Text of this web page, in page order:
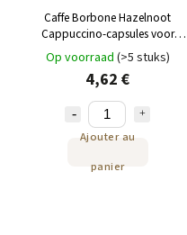
Caffe Borbone Hazelnoot
Cappuccino-capsules voor
Dolce Gusto 16st
Op voorraad (>5 stuks)
4,62 €
Ajouter au
panier